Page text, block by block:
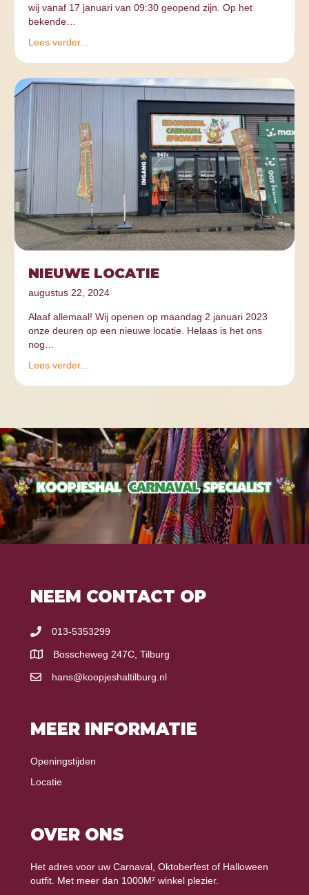
wij vanaf 17 januari van 09:30 geopend zijn. Op het
bekende…
Lees verder...
NIEUWE LOCATIE
augustus 22, 2024
Alaaf allemaal! Wij openen op maandag 2 januari 2023
onze deuren op een nieuwe locatie. Helaas is het ons
nog…
Lees verder...
NEEM CONTACT OP
013-5353299
Bosscheweg 247C, Tilburg
hans@koopjeshaltilburg.nl
MEER INFORMATIE
Openingstijden
Locatie
OVER ONS
Het adres voor uw Carnaval, Oktoberfest of Halloween
outfit. Met meer dan 1000M² winkel plezier.